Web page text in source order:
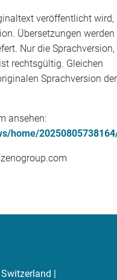
veröffentlicht wird,
Übersetzungen werden
Nur die Sprachversion,
rechtsgültig. Gleichen
Sprachversion der
ansehen:
home/
|